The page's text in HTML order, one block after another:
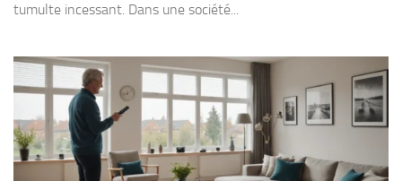
tumulte incessant. Dans une société...